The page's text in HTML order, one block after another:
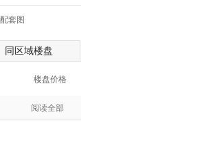
配套图
同区域楼盘
楼盘价格
阅读全部